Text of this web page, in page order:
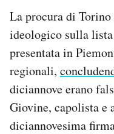
I MIEI PREFERITI
SHOP
CALENDARIO
La procura di
ideologico sulla
presentata in
regionali,
diciannove erano
Giovine, capolista e
diciannovesima